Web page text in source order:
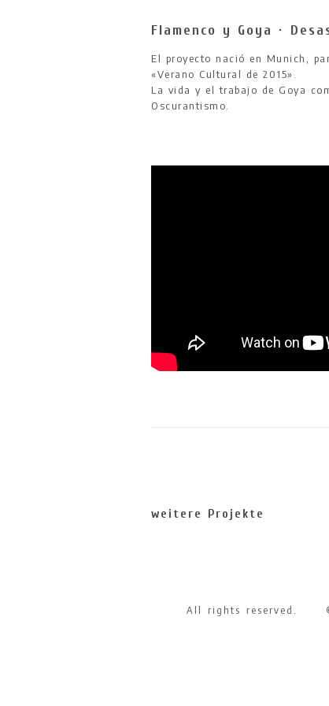
Flamenco y Goya ·
El proyecto nació en Munich,
«Verano Cultural de 2015».
La vida y el trabajo de Goya
Oscurantismo.
weitere Projekte
All rights reserved. ©